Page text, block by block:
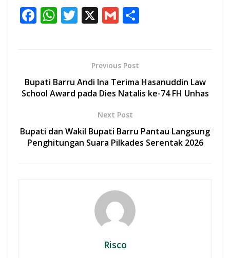
F
o
o
W
A
p
T
er
X G
l
Previous Post
Bupati Barru Andi Ina Terima Hasanuddin Law
School Award pada Dies Natalis ke-74 FH Unhas
Next Post
Bupati dan Wakil Bupati Barru Pantau Langsung
Penghitungan Suara Pilkades Serentak 2026
Risco